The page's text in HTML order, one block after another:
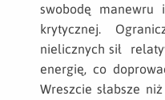
swobodę manewru
krytycznej.
nielicznych sił
energię, co
Wreszcie słabsze